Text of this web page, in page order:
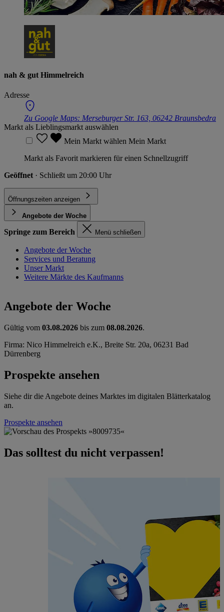
nah & gut Himmelreich
Adresse
Zu Google Maps: Merseburger Str. 163, 06242 Braunsbedra
Markt als Lieblingsmarkt auswählen
Mein Markt wählen Mein Markt
Markt als Favorit markieren für einen Schnellzugriff
Geöffnet · Schließt um 20:00 Uhr
Öffnungszeiten anzeigen
Angebote der Woche
Springe zum Bereich Menü schließen
Angebote der Woche
Services und Beratung
Unser Markt
Weitere Märkte des Kaufmanns
Angebote der Woche
Gültig vom 03.08.2026 bis zum 08.08.2026.
Firma: Nico Himmelreich e.K., Breite Str. 20a, 06231 Bad
Dürrenberg
Prospekte ansehen
Siehe dir die Angebote deines Marktes im digitalen Blätterkatalog
an.
Prospekte ansehen
Das solltest du nicht verpassen!